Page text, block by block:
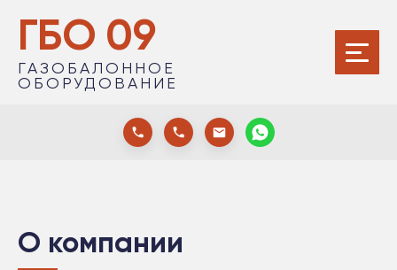
ГБО 09
ГАЗОБАЛОННОЕ
ОБОРУДОВАНИЕ
О компании